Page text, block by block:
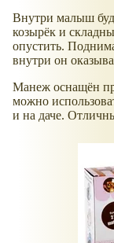
Внутри малыш
козырёк и
опустить.
внутри он
Манеж оснащён
можно
и на даче.